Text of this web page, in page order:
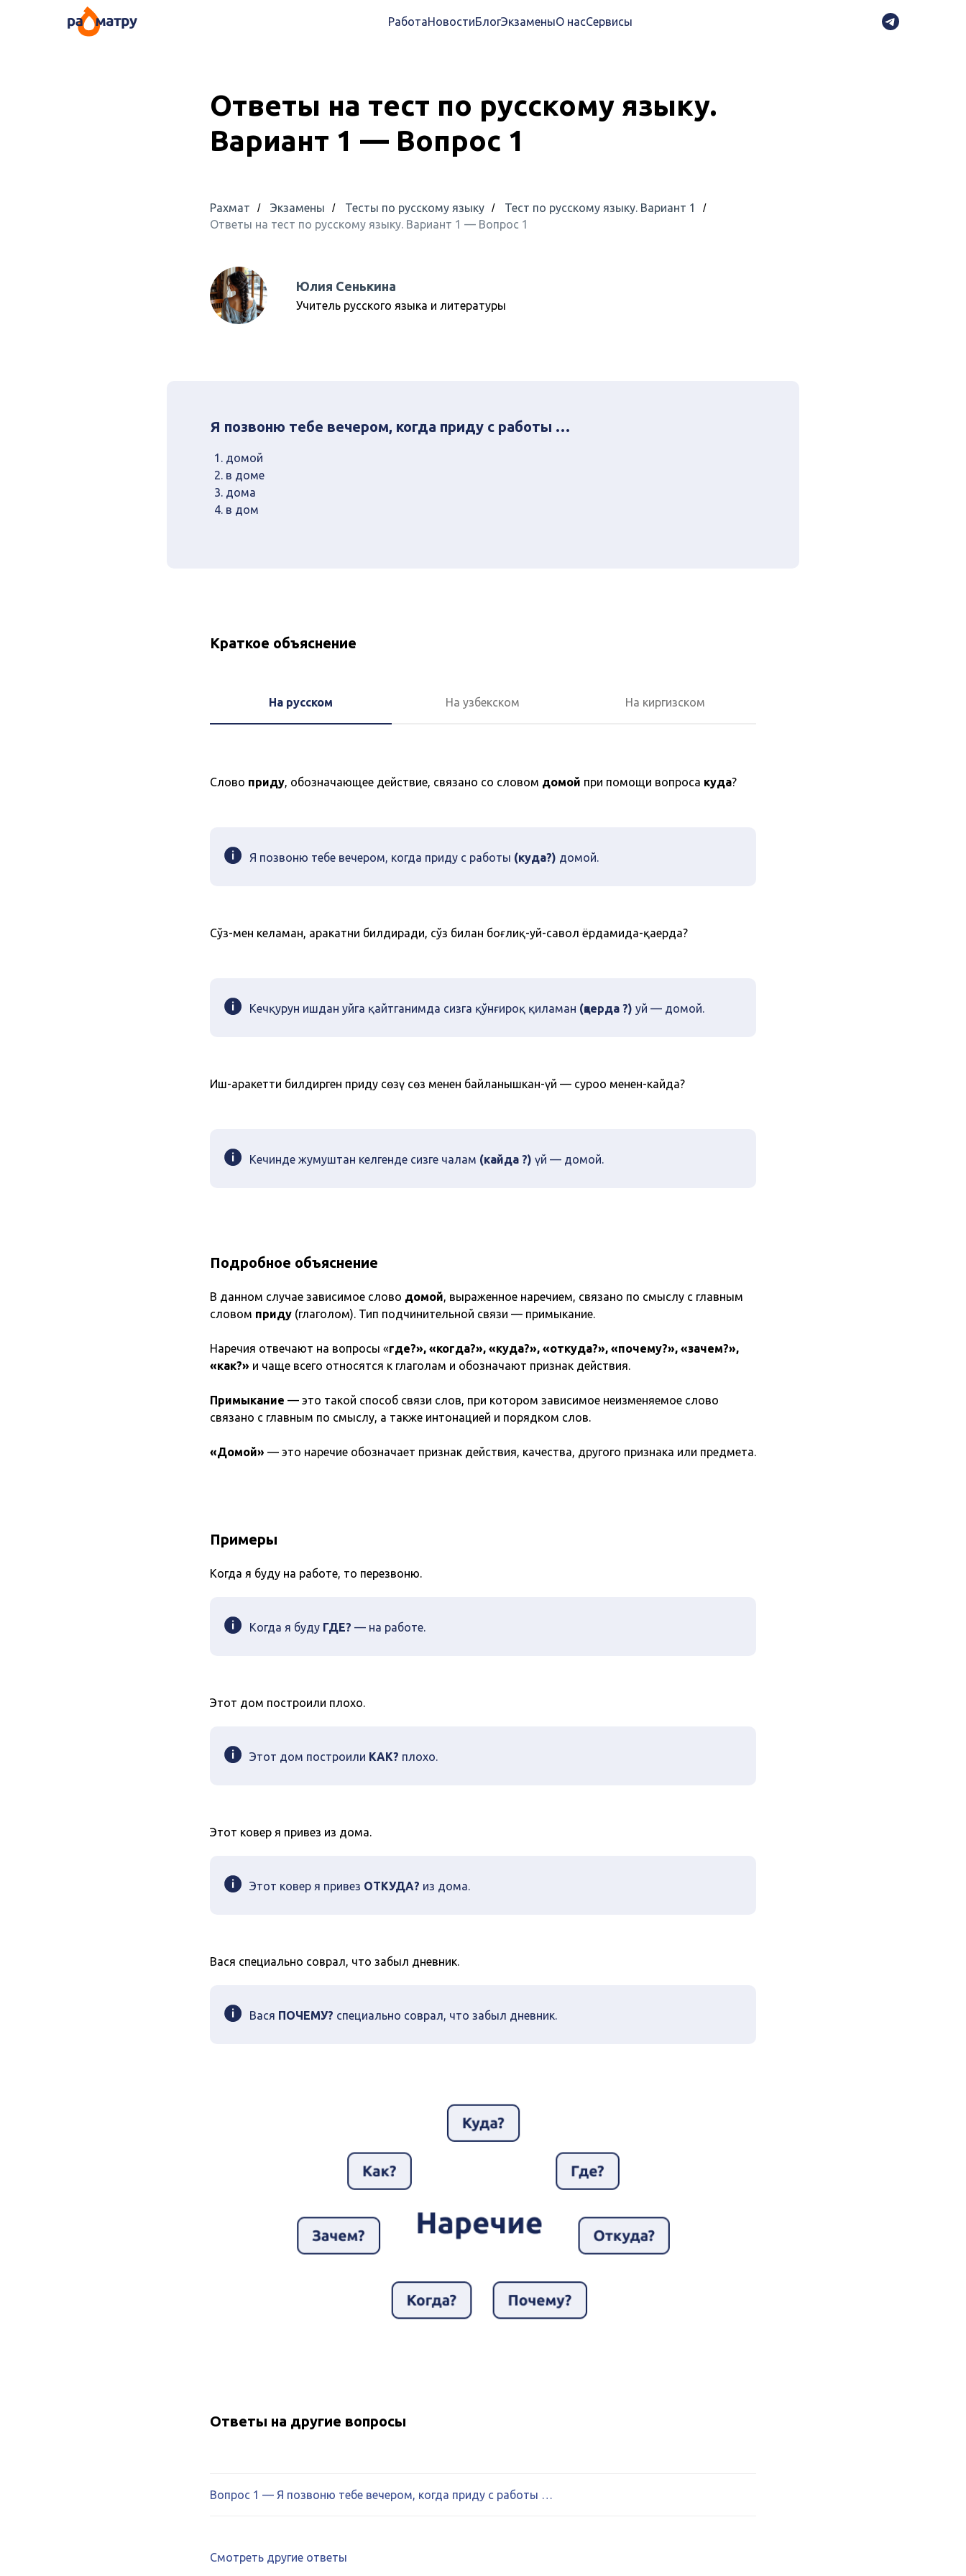
РаботаНовостиБлогЭкзаменыО насСервисы
Ответы на тест по русскому языку.
Вариант 1 — Вопрос 1
Рахмат / Экзамены / Тесты по русскому языку / Тест по русскому языку. Вариант 1 /
Ответы на тест по русскому языку. Вариант 1 — Вопрос 1
Юлия Сенькина
Учитель русского языка и литературы
Я позвоню тебе вечером, когда приду с работы …
домой
в доме
дома
в дом
Краткое объяснение
На русском На узбекском На киргизском
Слово приду, обозначающее действие, связано со словом домой при помощи вопроса куда?
Я позвоню тебе вечером, когда приду с работы (куда?) домой.
Сўз-мен келаман, ҳаракатни билдиради, сўз билан боғлиқ-уй-савол ёрдамида-қаерда?
Кечқурун ишдан уйга қайтганимда сизга қўнғироқ қиламан (қаерда ?) уй — домой.
Иш-аракетти билдирген приду сөзү сөз менен байланышкан-үй — суроо менен-кайда?
Кечинде жумуштан келгенде сизге чалам (кайда ?) үй — домой.
Подробное объяснение
В данном случае зависимое слово домой, выраженное наречием, связано по смыслу с главным
словом приду (глаголом). Тип подчинительной связи — примыкание.
Наречия отвечают на вопросы «где?», «когда?», «куда?», «откуда?», «почему?», «зачем?»,
«как?» и чаще всего относятся к глаголам и обозначают признак действия.
Примыкание — это такой способ связи слов, при котором зависимое неизменяемое слово
связано с главным по смыслу, а также интонацией и порядком слов.
«Домой» — это наречие обозначает признак действия, качества, другого признака или предмета.
Примеры
Когда я буду на работе, то перезвоню.
Когда я буду ГДЕ? — на работе.
Этот дом построили плохо.
Этот дом построили КАК? плохо.
Этот ковер я привез из дома.
Этот ковер я привез ОТКУДА? из дома.
Вася специально соврал, что забыл дневник.
Вася ПОЧЕМУ? специально соврал, что забыл дневник.
Ответы на другие вопросы
Вопрос 1 — Я позвоню тебе вечером, когда приду с работы …
Смотреть другие ответы